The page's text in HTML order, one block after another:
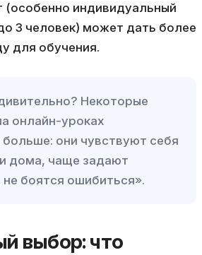
индивидуальный
3 человек) может дать более
для обучения.
Некоторые
онлайн-уроках
они чувствуют себя
дома, чаще задают
боятся ошибиться».
выбор: что